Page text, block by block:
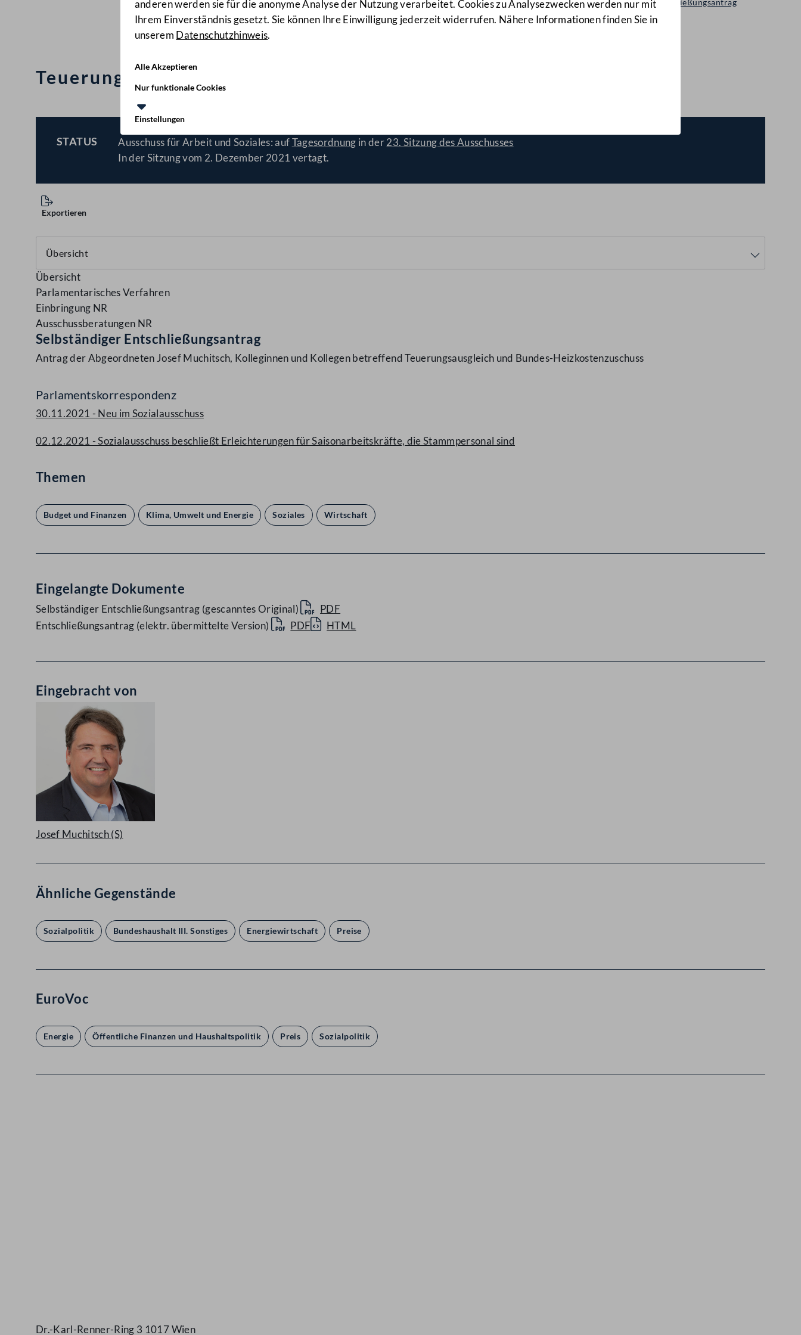
anderen werden sie für die anonyme Analyse der Nutzung verarbeitet. Cookies zu Analysezwecken werden nur mit
Ihrem Einverständnis gesetzt. Sie können Ihre Einwilligung jederzeit widerrufen. Nähere Informationen finden Sie in
unserem Datenschutzhinweis.
Alle Akzeptieren
Nur funktionale Cookies
Einstellungen
Selbständiger Entschließungsantrag
2039/A(E)
Teuerungsausgleich und Bundes-Heizkostenzuschuss
STATUS
BESCHLOSSEN
Ausschuss für Arbeit und Soziales: aufTagesordnung in der23. Sitzung des Ausschusses
In der Sitzung vom 2. Dezember 2021 vertagt.
Exportieren
Übersicht
Parlamentarisches Verfahren
Einbringung NR
Ausschussberatungen NR
Selbständiger Entschließungsantrag
Antrag der Abgeordneten Josef Muchitsch, Kolleginnen und Kollegen betreffend Teuerungsausgleich und Bundes-Heizkostenzuschuss
Parlamentskorrespondenz
30.11.2021 - Neu im Sozialausschuss
02.12.2021 - Sozialausschuss beschließt Erleichterungen für Saisonarbeitskräfte, die Stammpersonal sind
Themen
Budget und Finanzen Klima, Umwelt und Energie Soziales Wirtschaft
Eingelangte Dokumente
Selbständiger Entschließungsantrag (gescanntes Original)
PDF
Entschließungsantrag (elektr. übermittelte Version)
PDF HTML
Eingebracht von
Josef Muchitsch(S)
Ähnliche Gegenstände
Sozialpolitik Bundeshaushalt III. Sonstiges Energiewirtschaft Preise
EuroVoc
Energie Öffentliche Finanzen und Haushaltspolitik Preis Sozialpolitik
Dr.-Karl-Renner-Ring 3 1017 Wien